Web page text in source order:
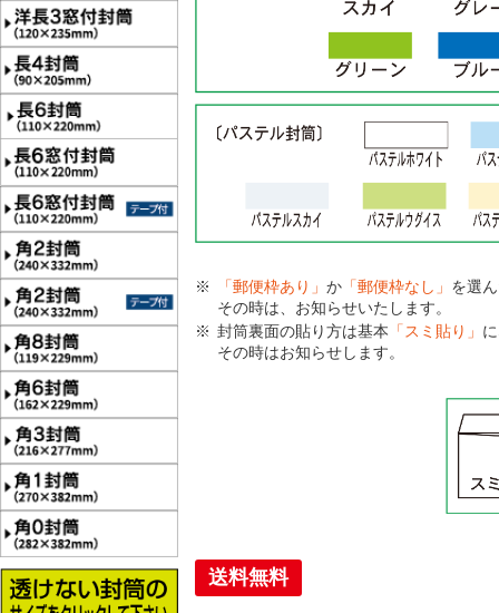
「郵便枠あり」 か 「郵便枠なし」 を選
その時は、お知らせいたします。
封筒裏面の貼り方は基本 「スミ貼り」
その時はお知らせします。
送料無料